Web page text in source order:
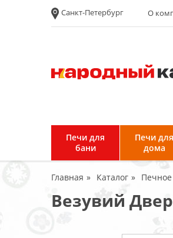
Санкт-Петербург О
Печи для
бани
Печи для
дома
Главная Каталог Печное
Везувий